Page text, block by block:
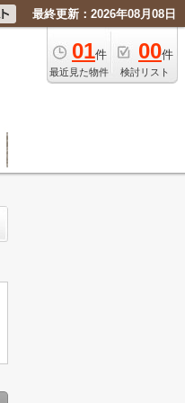
最終更新：2026年08月08日
01件
最近見た物件
00件
検討リスト